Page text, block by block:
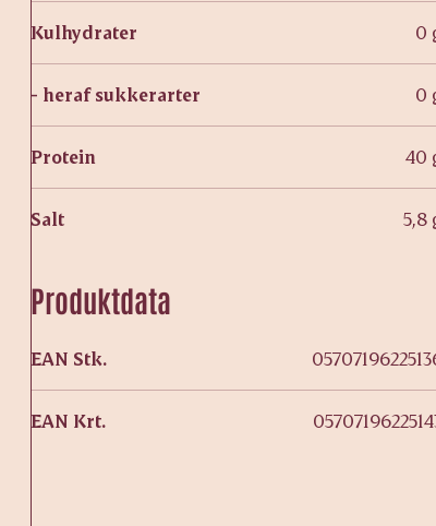
Kulhydrater 0
- heraf sukkerarter 0
Protein 40
Salt 5,8
Produktdata
EAN Stk.
EAN Krt.